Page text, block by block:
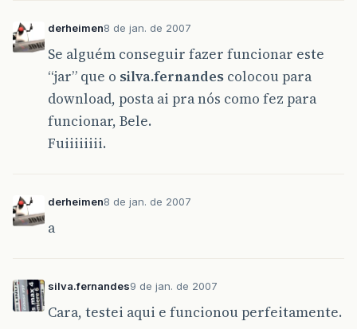
derheimen8 de jan. de 2007
Se alguém conseguir fazer funcionar este
“jar” que o silva.fernandes colocou para
download, posta ai pra nós como fez para
funcionar, Bele.
Fuiiiiiiii.
derheimen8 de jan. de 2007
a
silva.fernandes9 de jan. de 2007
Cara, testei aqui e funcionou perfeitamente.